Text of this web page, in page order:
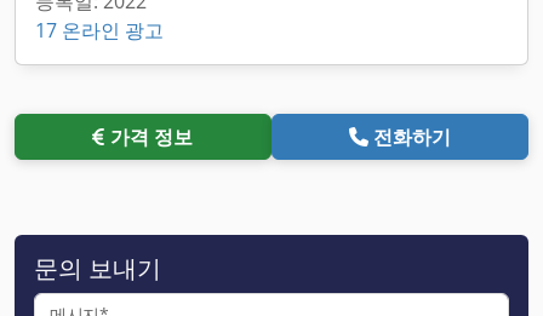
17 온라인 광고
가격 정보 전화하기
문의 보내기